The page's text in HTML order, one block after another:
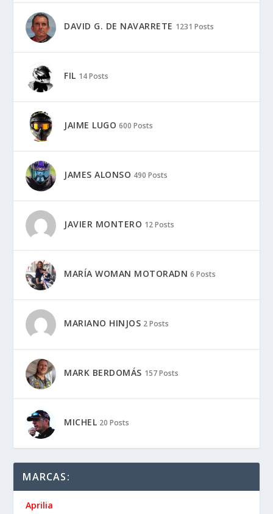
DAVID G. DE NAVARRETE 1231 Posts
FIL 14 Posts
JAIME LUGO 600 Posts
JAMES ALONSO 490 Posts
JAVIER MONTERO 12 Posts
MARÍA WOMAN MOTORADN 6 Posts
MARIANO HINJOS 2 Posts
MARK BERDOMÁS 157 Posts
MICHEL 20 Posts
MARCAS:
Aprilia